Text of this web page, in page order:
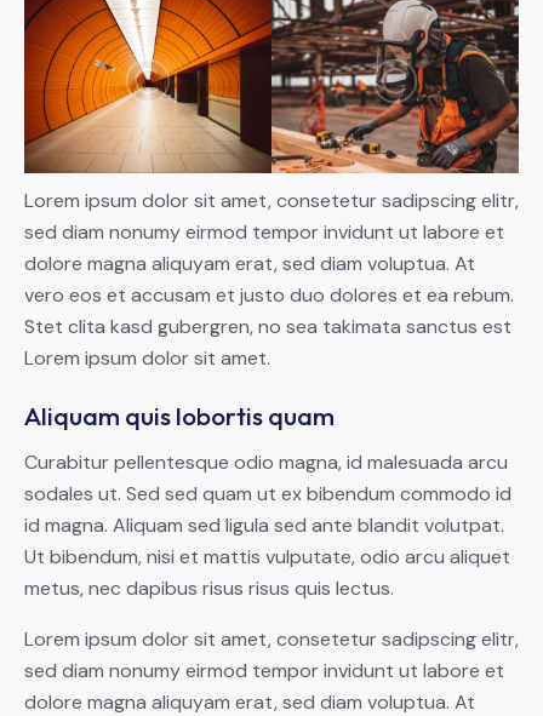
Lorem ipsum dolor sit amet, consetetur sadipscing elitr,
sed diam nonumy eirmod tempor invidunt ut labore et
dolore magna aliquyam erat, sed diam voluptua. At
vero eos et accusam et justo duo dolores et ea rebum.
Stet clita kasd gubergren, no sea takimata sanctus est
Lorem ipsum dolor sit amet.
Aliquam quis lobortis quam
Curabitur pellentesque odio magna, id malesuada arcu
sodales ut. Sed sed quam ut ex bibendum commodo id
id magna. Aliquam sed ligula sed ante blandit volutpat.
Ut bibendum, nisi et mattis vulputate, odio arcu aliquet
metus, nec dapibus risus risus quis lectus.
Lorem ipsum dolor sit amet, consetetur sadipscing elitr,
sed diam nonumy eirmod tempor invidunt ut labore et
dolore magna aliquyam erat, sed diam voluptua. At